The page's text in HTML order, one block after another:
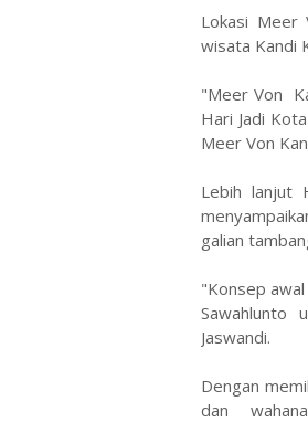
Lokasi Meer
wisata Kandi
"Meer Von
Hari Jadi
Meer Von
Lebih lanjut
galian
"Konsep
Sawahlunto
Jaswandi.
Dengan
dan